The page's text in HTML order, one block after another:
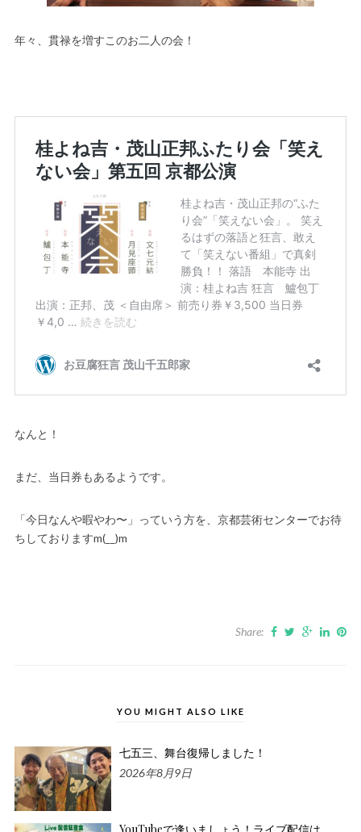
年々、貫禄を増すこのお二人の会！
なんと！
まだ、当日券もあるようです。
「今日なんや暇やわ〜」っていう方を、京都芸術センターでお待
ちしておりますm(__)m
Share:
YOU MIGHT ALSO LIKE
七五三、舞台復帰しました！
2026年8月9日
YouTubeで逢いましょう！ライブ配信は